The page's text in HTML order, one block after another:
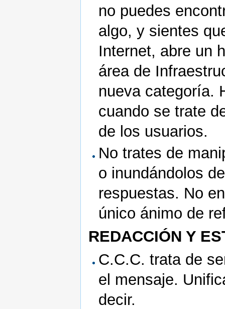
no puedes
algo, y sientes
Internet, abre un
área de
nueva categoría.
cuando se trate
de los usuarios.
No trates de
o inundándolos
respuestas. No
único ánimo de
REDACCIÓN Y
C.C.C. trata de
el mensaje.
decir.